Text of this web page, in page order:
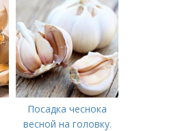
озимого чеснока
Посадка чеснока
весной на головку.